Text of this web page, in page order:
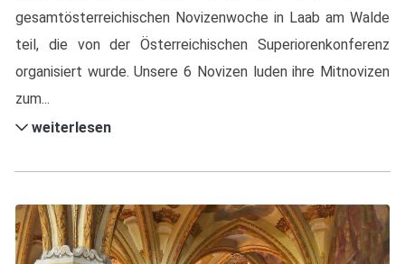
gesamtösterreichischen Novizenwoche in Laab am Walde
teil, die von der Österreichischen Superiorenkonferenz
organisiert wurde. Unsere 6 Novizen luden ihre Mitnovizen
zum...
weiterlesen